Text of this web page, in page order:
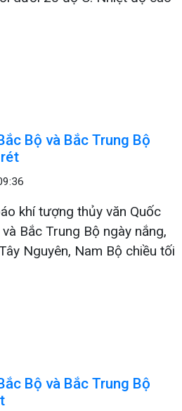
Bộ và Bắc Trung Bộ
khí tượng thủy văn Quốc
Bắc Trung Bộ ngày nắng,
Nguyên, Nam Bộ chiều tối
Bộ và Bắc Trung Bộ